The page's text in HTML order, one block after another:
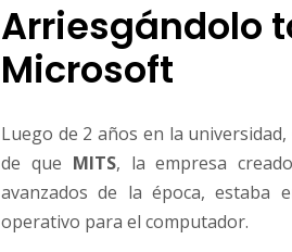
Arriesgándolo
Microsoft
Luego de 2 años en la
de que MITS, la empresa
avanzados de la época, estaba
operativo para el computador.